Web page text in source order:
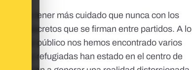
que tener más cuidado que nunca con los
secretos que se firman entre partidos. A lo
discurso público nos hemos encontrado varios
y refugiadas han estado en el centro de